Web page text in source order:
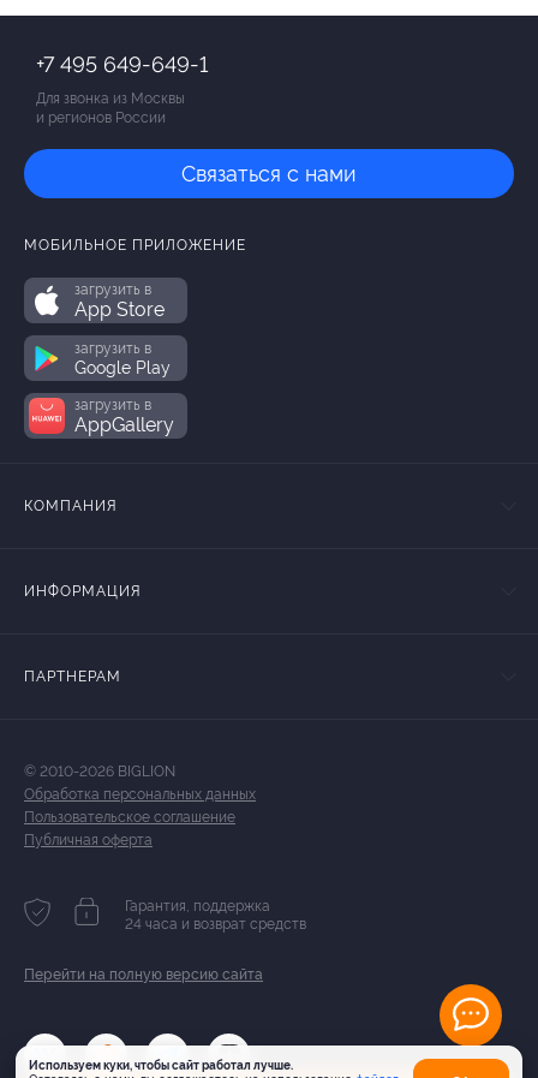
Используем куки, чтобы сайт работал лучше.
+7 495 649-649-1
Для звонка из Москвы
и регионов России
Связаться с нами
МОБИЛЬНОЕ ПРИЛОЖЕНИЕ
загрузить в
App Store
загрузить в
Google Play
загрузить в
AppGallery
КОМПАНИЯ
ИНФОРМАЦИЯ
ПАРТНЕРАМ
© 2010-2026 BIGLION
Обработка персональных данных
Пользовательское соглашение
Публичная оферта
Гарантия, поддержка
24 часа и возврат средств
Перейти на полную версию сайта